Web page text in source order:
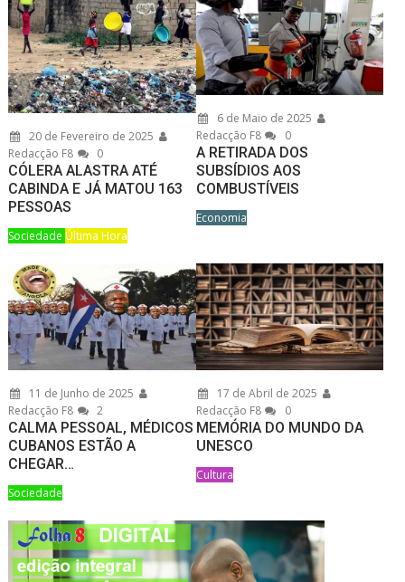
20 de Fevereiro de 2025
Redacção F8
0
CÓLERA ALASTRA ATÉ
CABINDA E JÁ MATOU 163
PESSOAS
SociedadeÚltima Hora
6 de Maio de 2025
Redacção F8
0
A RETIRADA DOS
SUBSÍDIOS AOS
COMBUSTÍVEIS
Economia
11 de Junho de 2025
Redacção F8
2
CALMA PESSOAL, MÉDICOS
CUBANOS ESTÃO A
CHEGAR…
Sociedade
17 de Abril de 2025
Redacção F8
0
MEMÓRIA DO MUNDO DA
UNESCO
Cultura